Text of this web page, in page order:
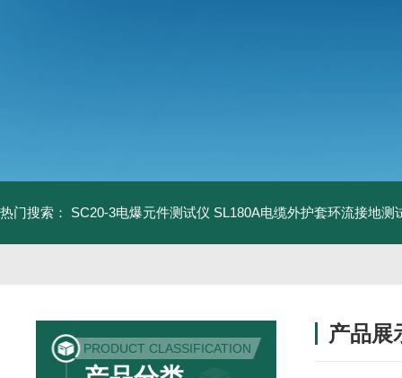
热门搜索： SC20-3电爆元件测试仪 SL180A电缆外护套环流接地测
PRODUCT CLASSIFICATION
产品展